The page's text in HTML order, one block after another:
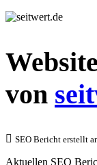
von
SEO Bericht erstellt
Aktuellen SEO